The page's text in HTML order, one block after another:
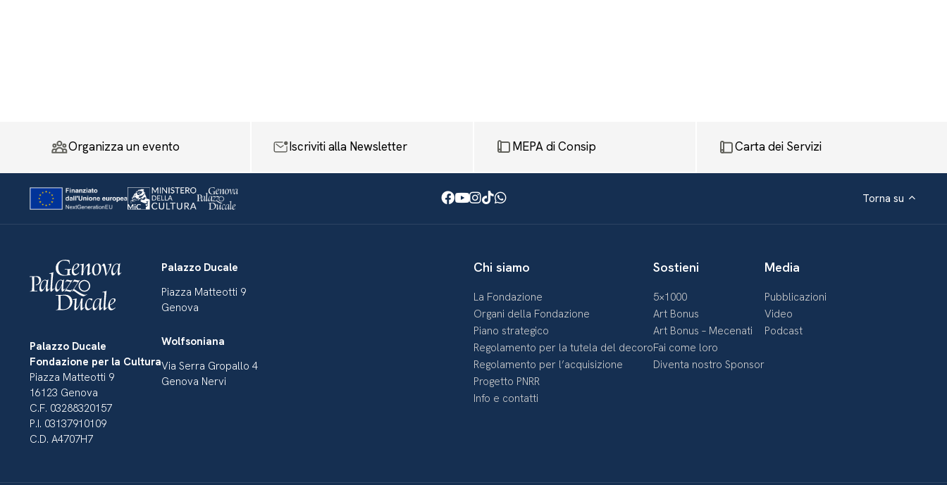
Organizza un evento Iscriviti alla Newsletter MEPA di Consip Carta dei Servizi
Facebook
Youtube
Instagram
TikTok
WhatsApp Torna su
Palazzo Ducale
Fondazione per la Cultura
Piazza Matteotti 9
16123 Genova
C.F. 03288320157
P.I. 03137910109
C.D. A4707H7
Palazzo Ducale
Piazza Matteotti 9
Genova
Wolfsoniana
Via Serra Gropallo 4
Genova Nervi
Chi siamo
La Fondazione
Organi della Fondazione
Piano strategico
Regolamento per la tutela del decoro
Regolamento per l’acquisizione
Progetto PNRR
Info e contatti
Sostieni
5×1000
Art Bonus
Art Bonus – Mecenati
Fai come loro
Diventa nostro Sponsor
Media
Pubblicazioni
Video
Podcast